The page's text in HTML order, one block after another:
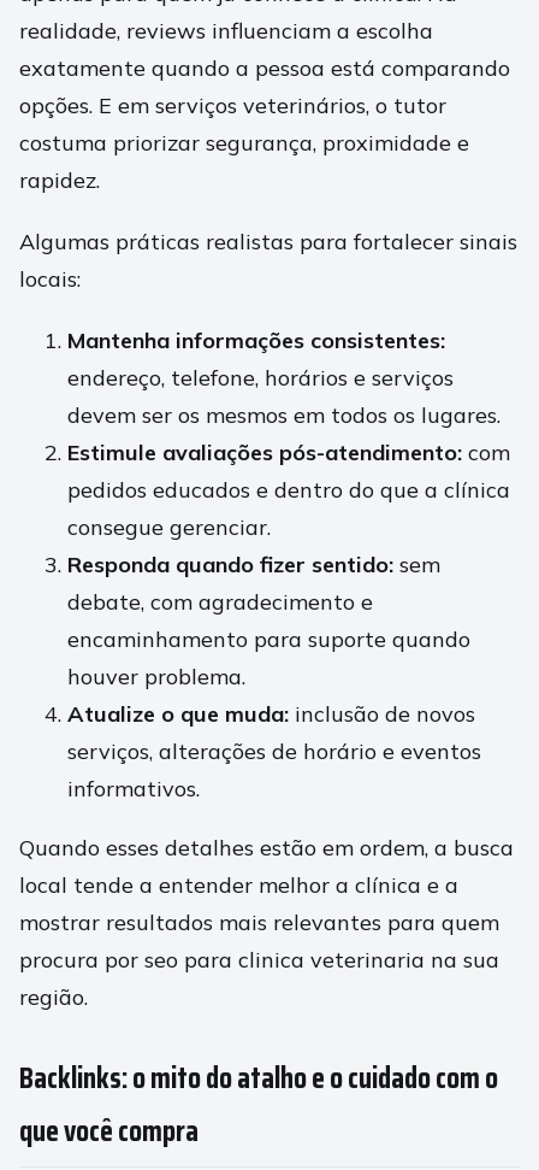
realidade, reviews influenciam a escolha
exatamente quando a pessoa está comparando
opções. E em serviços veterinários, o tutor
costuma priorizar segurança, proximidade e
rapidez.
Algumas práticas realistas para fortalecer sinais
locais:
Mantenha informações consistentes:
endereço, telefone, horários e serviços
devem ser os mesmos em todos os lugares.
Estimule avaliações pós-atendimento: com
pedidos educados e dentro do que a clínica
consegue gerenciar.
Responda quando fizer sentido: sem
debate, com agradecimento e
encaminhamento para suporte quando
houver problema.
Atualize o que muda: inclusão de novos
serviços, alterações de horário e eventos
informativos.
Quando esses detalhes estão em ordem, a busca
local tende a entender melhor a clínica e a
mostrar resultados mais relevantes para quem
procura por seo para clinica veterinaria na sua
região.
Backlinks: o mito do atalho e o cuidado com o
que você compra